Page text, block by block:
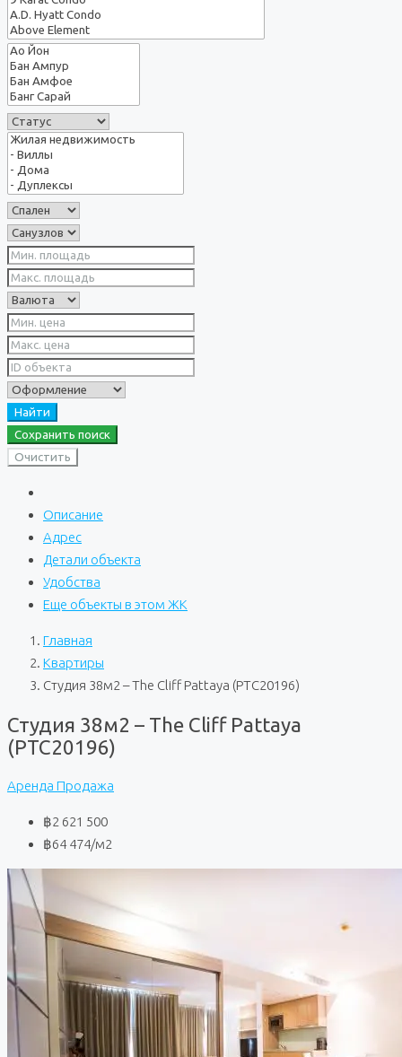
Найти
Сохранить поиск
Очистить
Описание
Адрес
Детали объекта
Удобства
Еще объекты в этом ЖК
Главная
Квартиры
Студия 38м2 – The Cliff Pattaya (PTC20196)
Студия 38м2 – The Cliff Pattaya
(PTC20196)
Аренда Продажа
฿2 621 500
฿64 474/м2